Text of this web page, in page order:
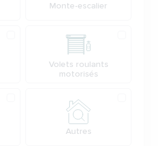
Monte-escalier
Volets roulants
motorisés
Autres